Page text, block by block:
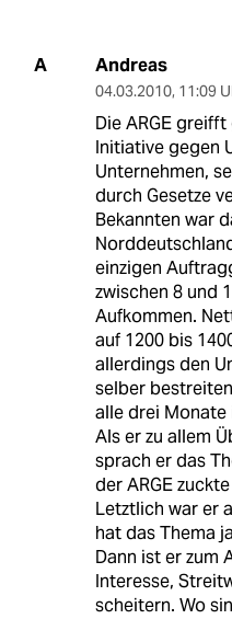
A Andreas
04.03.2010, 11:09
Die ARGE
Initiative gegen
Unternehmen,
durch Gesetze
Bekannten war
einzigen
zwischen 8 und
Aufkommen.
auf 1200 bis
allerdings den
selber
alle drei Monate
Als er zu allem
sprach er das
der ARGE
Letztlich war er
hat das Thema
Dann ist er zum
Interesse,
scheitern. Wo